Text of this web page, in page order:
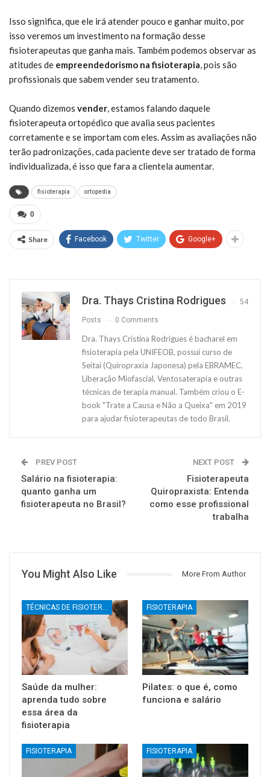
Isso significa, que ele irá atender pouco e ganhar muito, por
isso veremos um investimento na formação desse
fisioterapeutas que ganha mais. Também podemos observar as
atitudes de empreendedorismo na fisioterapia,pois são
profissionais que sabem vender seu tratamento.
Quando dizemos vender, estamos falando daquele
fisioterapeuta ortopédico que avalia seus pacientes
corretamente e se importam com eles. Assim as avaliações não
terão padronizações, cada paciente deve ser tratado de forma
individualizada, é isso que fara a clientela aumentar.
fisioterapia ortopedia
0
Share Facebook Twitter Google+
Dra. Thays Cristina Rodrigues 54
Posts 0 Comments
Dra. Thays Cristina Rodrigues é bacharel em
fisioterapia pela UNIFEOB, possui curso de
Seitai (Quiropraxia Japonesa) pela EBRAMEC,
Liberação Miofascial, Ventosaterapia e outras
técnicas de terapia manual. Também criou o E-
book "Trate a Causa e Não a Queixa" em 2019
para ajudar fisioterapeutas de todo Brasil.
PREV POST
Salário na fisioterapia:
quanto ganha um
fisioterapeuta no Brasil?
NEXT POST
Fisioterapeuta
Quiropraxista: Entenda
como esse profissional
trabalha
You Might Also Like More From Author
TÉCNICAS DE FISIOTERAPIA
Saúde da mulher:
aprenda tudo sobre
essa área da
fisioterapia
FISIOTERAPIA
Pilates: o que é, como
funciona e salário
FISIOTERAPIA FISIOTERAPIA